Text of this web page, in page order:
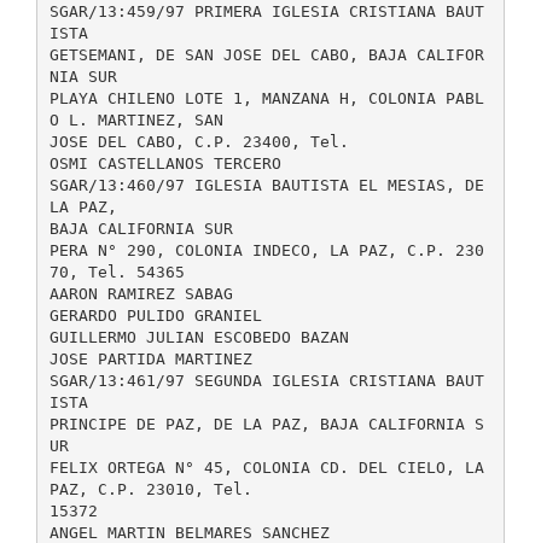
SGAR/13:459/97 PRIMERA IGLESIA CRISTIANA BAUT
ISTA
GETSEMANI, DE SAN JOSE DEL CABO, BAJA CALIFOR
NIA SUR
PLAYA CHILENO LOTE 1, MANZANA H, COLONIA PABL
O L. MARTINEZ, SAN
JOSE DEL CABO, C.P. 23400, Tel.
OSMI CASTELLANOS TERCERO
SGAR/13:460/97 IGLESIA BAUTISTA EL MESIAS, DE
LA PAZ,
BAJA CALIFORNIA SUR
PERA N° 290, COLONIA INDECO, LA PAZ, C.P. 230
70, Tel. 54365
AARON RAMIREZ SABAG
GERARDO PULIDO GRANIEL
GUILLERMO JULIAN ESCOBEDO BAZAN
JOSE PARTIDA MARTINEZ
SGAR/13:461/97 SEGUNDA IGLESIA CRISTIANA BAUT
ISTA
PRINCIPE DE PAZ, DE LA PAZ, BAJA CALIFORNIA S
UR
FELIX ORTEGA N° 45, COLONIA CD. DEL CIELO, LA
PAZ, C.P. 23010, Tel.
15372
ANGEL MARTIN BELMARES SANCHEZ